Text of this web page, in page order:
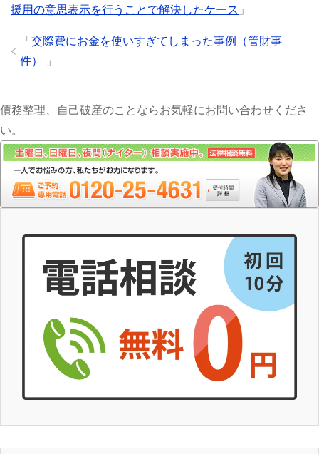
援用の意思表示を行うことで解決したケース 」
「 交際費にお金を使いすぎてしまった事例（管財事
件）
」
債務整理、自己破産のことならお気軽にお問い合わせくださ
い。